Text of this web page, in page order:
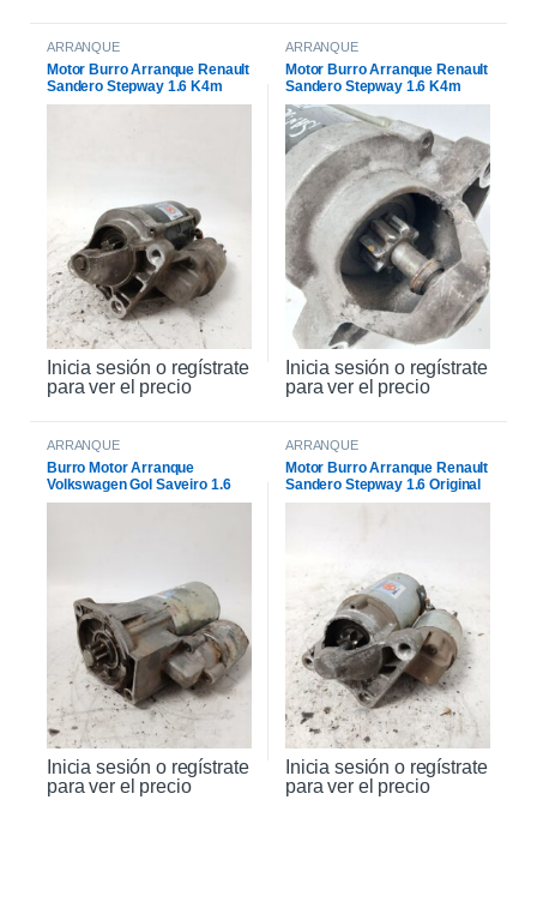
ARRANQUE
Motor Burro Arranque Renault
Sandero Stepway 1.6 K4m
Original
Inicia sesión o regístrate
para ver el precio
ARRANQUE
Motor Burro Arranque Renault
Sandero Stepway 1.6 K4m
Inicia sesión o regístrate
para ver el precio
ARRANQUE
Burro Motor Arranque
Volkswagen Gol Saveiro 1.6
Inicia sesión o regístrate
para ver el precio
ARRANQUE
Motor Burro Arranque Renault
Sandero Stepway 1.6 Original
Inicia sesión o regístrate
para ver el precio